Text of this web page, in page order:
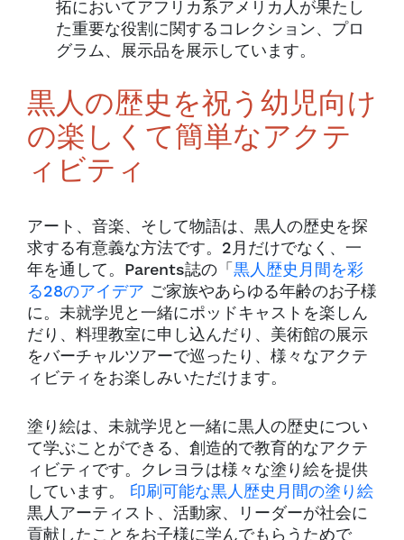
拓においてアフリカ系アメリカ人が果たし
た重要な役割に関するコレクション、プロ
グラム、展示品を展示しています。
黒人の歴史を祝う幼児向け
の楽しくて簡単なアクテ
ィビティ
アート、音楽、そして物語は、黒人の歴史を探
求する有意義な方法です。2月だけでなく、一
年を通して。Parents誌の「 黒人歴史月間を彩
る28のアイデア ご家族やあらゆる年齢のお子様
に。未就学児と一緒にポッドキャストを楽しん
だり、料理教室に申し込んだり、美術館の展示
をバーチャルツアーで巡ったり、様々なアクテ
ィビティをお楽しみいただけます。
塗り絵は、未就学児と一緒に黒人の歴史につい
て学ぶことができる、創造的で教育的なアクテ
ィビティです。クレヨラは様々な塗り絵を提供
しています。 印刷可能な黒人歴史月間の塗り絵
黒人アーティスト、活動家、リーダーが社会に
貢献したことをお子様に学んでもらうためで